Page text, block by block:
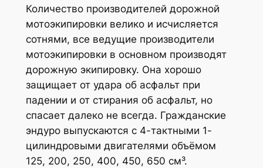
Количество производителей дорожной
мотоэкипировки велико и исчисляется
сотнями, все ведущие производители
мотоэкипировки в основном производят
дорожную экипировку. Она хорошо
защищает от удара об асфальт при
падении и от стирания об асфальт, но
спасает далеко не всегда. Гражданские
эндуро выпускаются с 4-тактными 1-
цилиндровыми двигателями объёмом
125, 200, 250, 400, 450, 650 см³.